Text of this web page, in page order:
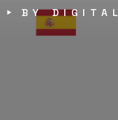
BYDIGITAL